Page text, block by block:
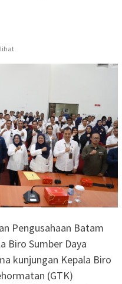
Pengusahaan Batam
Biro Sumber Daya
kunjungan Kepala Biro
(GTK)